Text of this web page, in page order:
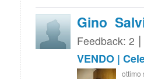
Gino
Feedback: 2
VENDO |
ottimo